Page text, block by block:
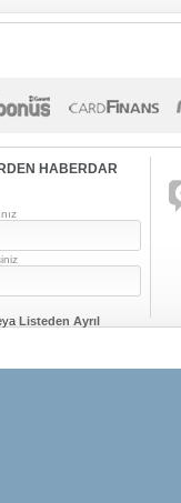
HABERDAR
Listeden Ayrıl